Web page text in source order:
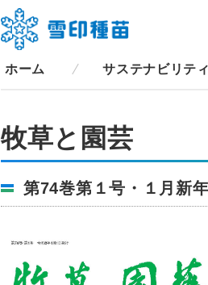
ホーム サステナビリテ
牧草と園芸
第74巻第１号・１月新年